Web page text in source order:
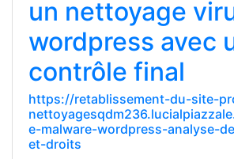
un nettoyage
wordpress avec
contrôle final
https://retablissement-du-site-
e-malware-wordpress-analyse-
et-droits